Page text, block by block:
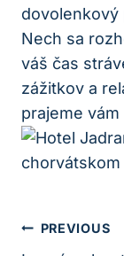
dovolenkový
Nech sa
váš čas
zážitkov a
prajeme
Navigácia
PREVIOUS